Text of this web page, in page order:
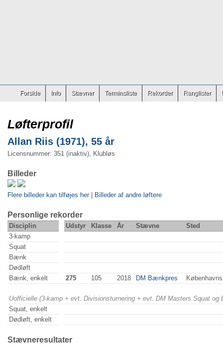
Forside Info Stævner Terminsliste Rekorder Ranglister
Løfterprofil
Allan Riis (1971), 55 år
Licensnummer: 351 (inaktiv), Klubløs
Billeder
Flere billeder kan tilføjes her| Billeder af andre løftere
Personlige rekorder
Disciplin Udstyr Klasse År Stævne
Sted
3-kamp
Squat
Bænk
Dødløft
Bænk, enkelt
275 105 2018 DM Bænkpres
Uofficielle (3-kamp + evt. Divisionsturnering + evt. DM Masters Squat
Squat, enkelt
Dødløft, enkelt
Stævneresultater